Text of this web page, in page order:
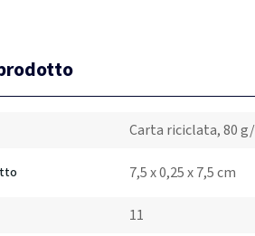
Carta riciclata, 80
7,5 x 0,25 x 7,5 cm
11